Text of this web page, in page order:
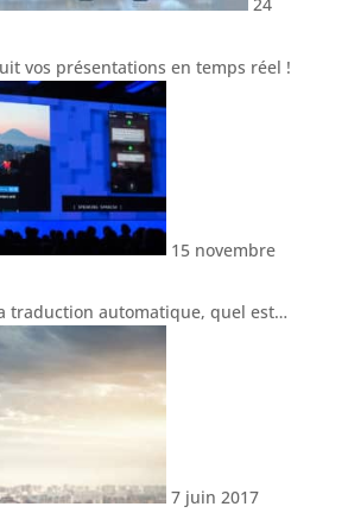
vos présentations en temps réel !
15 novembre
traduction automatique, quel est…
7 juin 2017